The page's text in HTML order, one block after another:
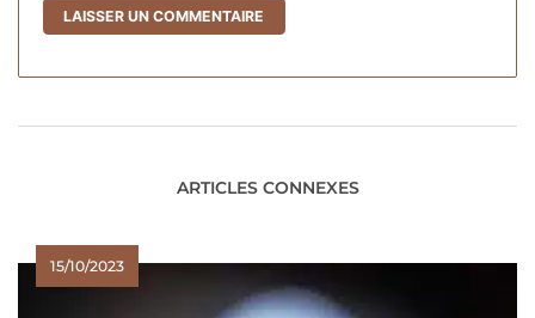
ARTICLES CONNEXES
15/10/2023